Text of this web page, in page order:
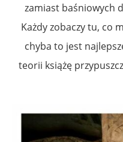
zamiast baśniowych
Każdy zobaczy tu, co
chyba to jest
teorii książę